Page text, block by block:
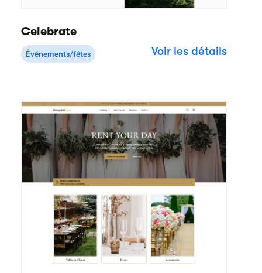
Celebrate
Événements/fêtes Voir les détails